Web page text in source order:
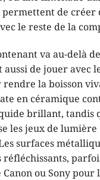
permettent de créer
le reste de la
va au-delà
aussi de jouer avec
la boisson
en céramique
brillant, tandis
les jeux de lumière
surfaces
réfléchissants,
ou Sony pour